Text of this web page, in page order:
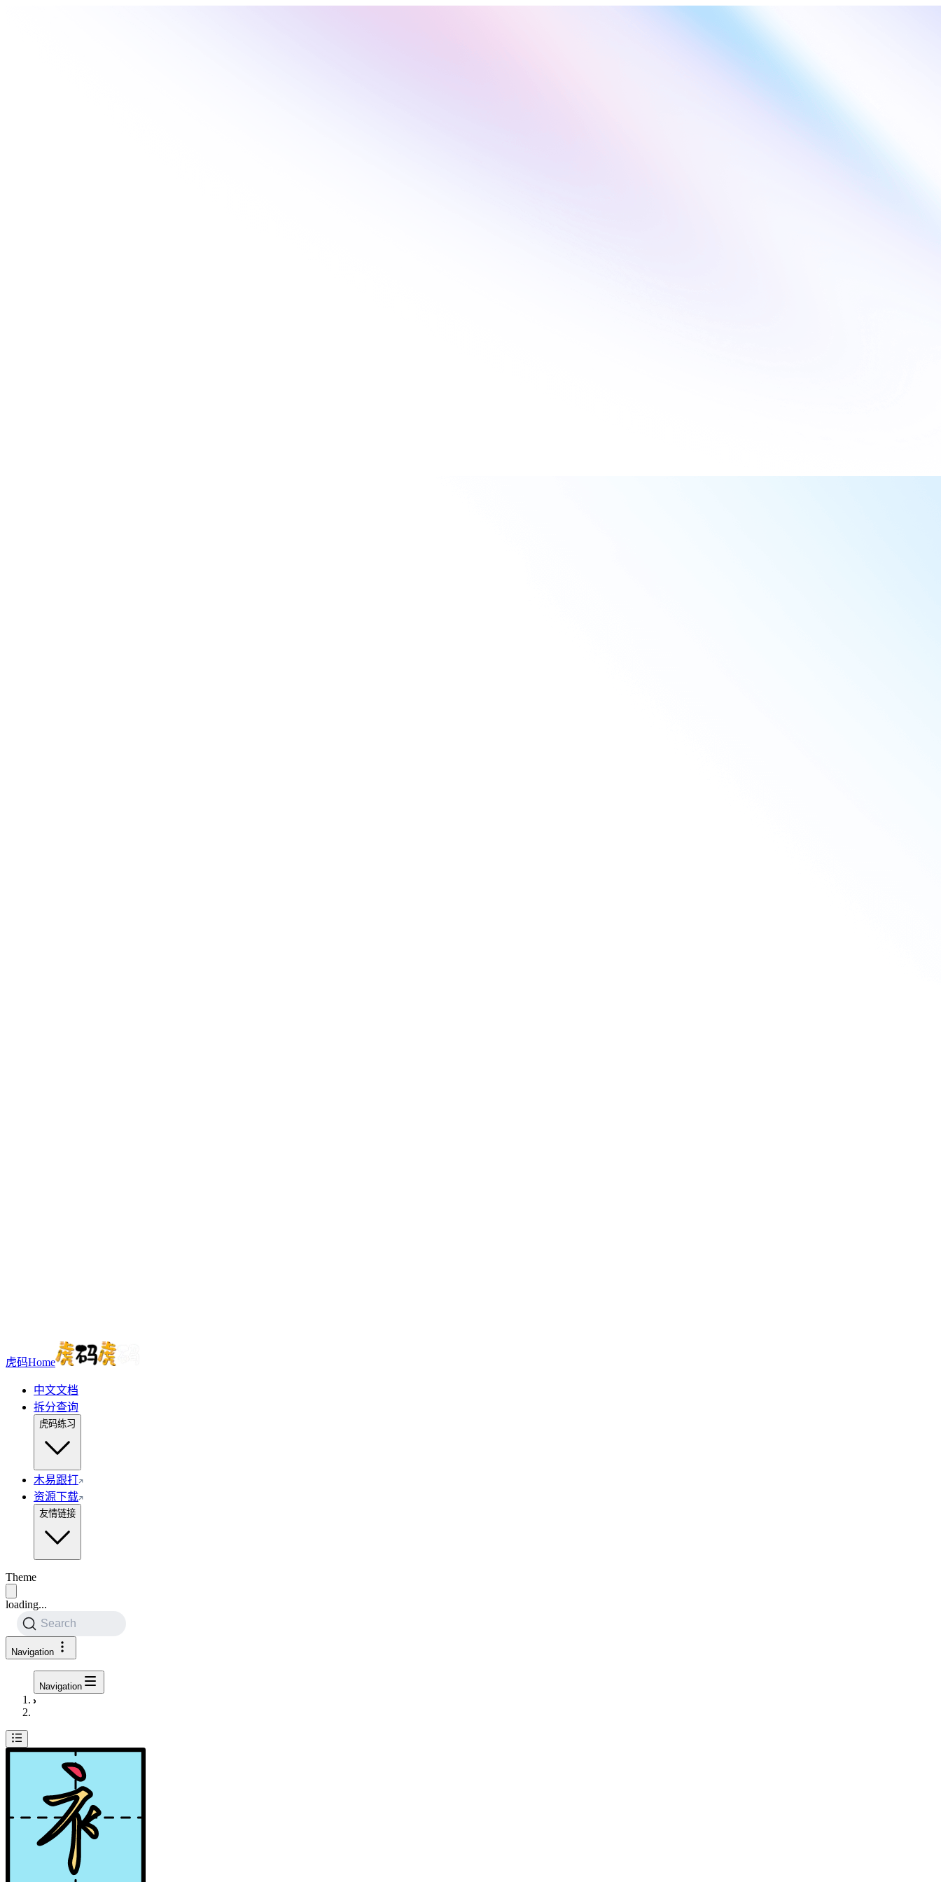
虎码Home
中文文档
拆分查询
虎码练习
木易跟打
资源下载
友情链接
Theme
loading...
Search
Navigation
Navigation